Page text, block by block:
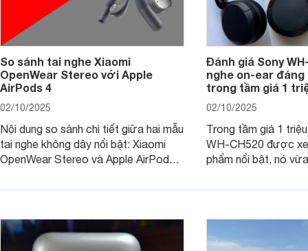
So sánh tai nghe Xiaomi
OpenWear Stereo với Apple
AirPods 4
02/10/2025
Nội dung so sánh chi tiết giữa hai mẫu
tai nghe không dây nổi bật: Xiaomi
OpenWear Stereo và Apple AirPods 4
phẩm chất lượng cao, nhưng hướng
tới đối tượng khách hàng khác nhau.
Đánh giá Sony
nghe on-ear đáng
trong tầm giá 1
02/10/2025
Trong tầm giá 1
WH-CH520 được
phẩm nổi bật, nó